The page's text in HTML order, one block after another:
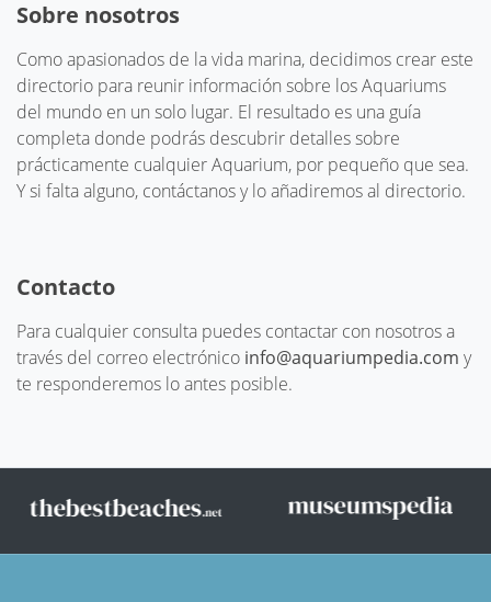
Sobre nosotros
Como apasionados de la vida marina, decidimos crear este
directorio para reunir información sobre los Aquariums
del mundo en un solo lugar. El resultado es una guía
completa donde podrás descubrir detalles sobre
prácticamente cualquier Aquarium, por pequeño que sea.
Y si falta alguno, contáctanos y lo añadiremos al directorio.
Contacto
Para cualquier consulta puedes contactar con nosotros a
través del correo electrónico info@aquariumpedia.com y
te responderemos lo antes posible.